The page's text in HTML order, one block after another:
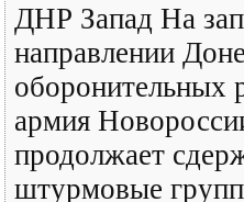
ДНР Запад На
направлении
оборонительных
армия
продолжает
штурмовые